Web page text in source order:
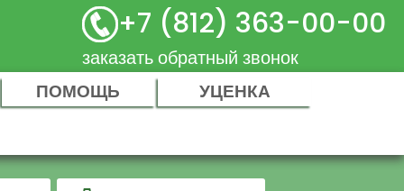
+7 (812) 363-00-00
заказать обратный звонок
ПОМОЩЬ
УЦЕНКА